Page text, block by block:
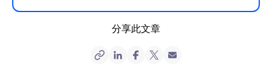
分享此文章